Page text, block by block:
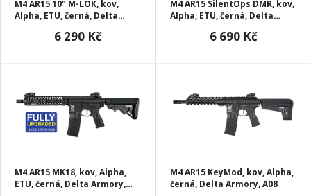
M4 AR15 10" M-LOK, kov,
Alpha, ETU, černá, Delta
6 290 Kč
M4 AR15 SilentOps DMR, kov,
Alpha, ETU, černá, Delta
6 690 Kč
M4 AR15 MK18, kov, Alpha,
ETU, černá, Delta Armory,
M4 AR15 KeyMod, kov, Alpha,
černá, Delta Armory, A08